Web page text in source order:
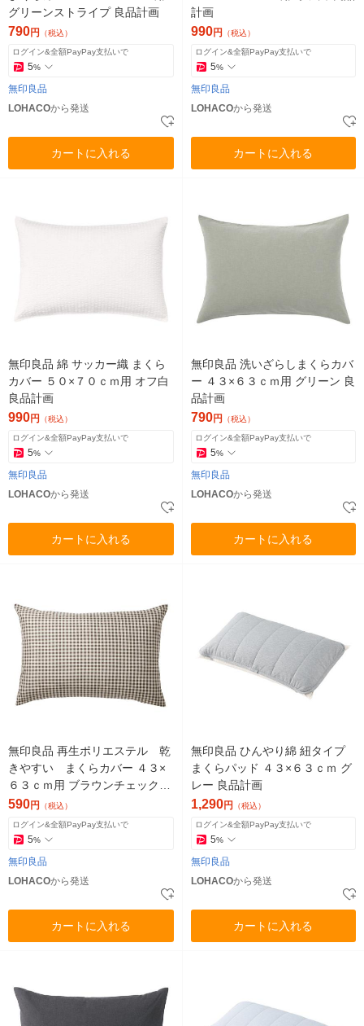
グリーンストライプ 良品計画
790円 （税込）
ログイン&全額PayPay支払いで
5%
無印良品
LOHACOから発送
カートに入れる
計画
990円 （税込）
ログイン&全額PayPay支払いで
5%
無印良品
LOHACOから発送
カートに入れる
無印良品 綿 サッカー織 まくら
カバー ５０×７０ｃｍ用 オフ白
良品計画
990円 （税込）
ログイン&全額PayPay支払いで
5%
無印良品
LOHACOから発送
カートに入れる
無印良品 洗いざらしまくらカバ
ー ４３×６３ｃｍ用 グリーン 良
品計画
790円 （税込）
ログイン&全額PayPay支払いで
5%
無印良品
LOHACOから発送
カートに入れる
無印良品 再生ポリエステル 乾
きやすい まくらカバー ４３×
６３ｃｍ用 ブラウンチェック
良品計画
590円 （税込）
ログイン&全額PayPay支払いで
5%
無印良品
LOHACOから発送
カートに入れる
無印良品 ひんやり綿 紐タイプ
まくらパッド ４３×６３ｃｍ グ
レー 良品計画
1,290円 （税込）
ログイン&全額PayPay支払いで
5%
無印良品
LOHACOから発送
カートに入れる